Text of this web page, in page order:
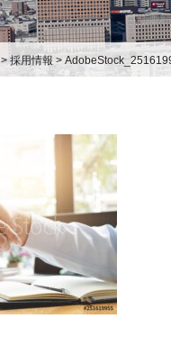
>採用情報 >